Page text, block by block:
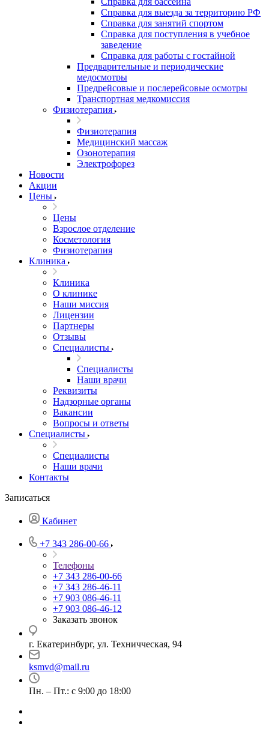
Справка для выезда за территорию РФ
Справка для занятий спортом
Справка для поступления в учебное
заведение
Справка для работы с гостайной
Предварительные и периодические
медосмотры
Предрейсовые и послерейсовые осмотры
Транспортная медкомиссия
Физиотерапия
Физиотерапия
Медицинский массаж
Озонотерапия
Электрофорез
Новости
Акции
Цены
Цены
Взрослое отделение
Косметология
Физиотерапия
Клиника
Клиника
О клинике
Наши миссия
Лицензии
Партнеры
Отзывы
Специалисты
Специалисты
Наши врачи
Реквизиты
Надзорные органы
Вакансии
Вопросы и ответы
Специалисты
Специалисты
Наши врачи
Контакты
Записаться
Кабинет
+7 343 286-00-66
Телефоны
+7 343 286-00-66
+7 343 286-46-11
+7 903 086-46-11
+7 903 086-46-12
Заказать звонок
г. Екатеринбург, ул. Техничческая, 94
ksmvd@mail.ru
Пн. – Пт.: с 9:00 до 18:00